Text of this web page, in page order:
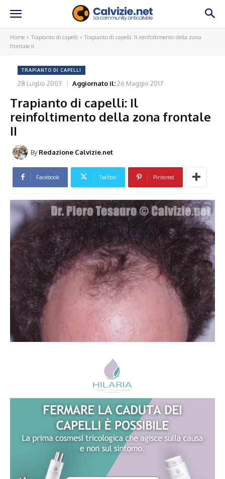
Home Trapianto di capelli
Trapianto di capelli: Il reinfoltimento della zona
frontale II
TRAPIANTO DI CAPELLI
28 Luglio 2003 Aggiornato il:26 Maggio 2017
Trapianto di capelli: Il
reinfoltimento della zona frontale
II
By Redazione Calvizie.net
Facebook Twitter Pinterest